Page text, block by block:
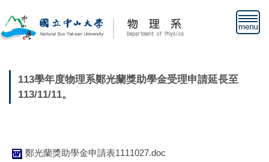
到
主
113學年度物理系鄭光蘭獎助學金受理申請延長至
113/11/11。
鄭光蘭獎助學金申請表1111027.doc